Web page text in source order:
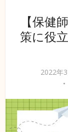
【保健
策に役
2022年